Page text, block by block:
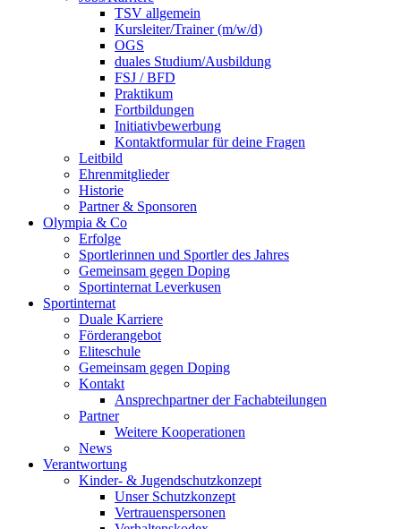
TSV allgemein
Kursleiter/Trainer (m/w/d)
OGS
duales Studium/Ausbildung
FSJ / BFD
Praktikum
Fortbildungen
Initiativbewerbung
Kontaktformular für deine Fragen
Leitbild
Ehrenmitglieder
Historie
Partner & Sponsoren
Olympia & Co
Erfolge
Sportlerinnen und Sportler des Jahres
Gemeinsam gegen Doping
Sportinternat Leverkusen
Sportinternat
Duale Karriere
Förderangebot
Eliteschule
Gemeinsam gegen Doping
Kontakt
Ansprechpartner der Fachabteilungen
Partner
Weitere Kooperationen
News
Verantwortung
Kinder- & Jugendschutzkonzept
Unser Schutzkonzept
Vertrauenspersonen